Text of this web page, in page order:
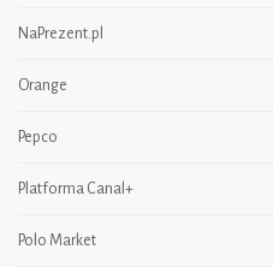
NaPrezent.pl
Orange
Pepco
Platforma Canal+
Polo Market